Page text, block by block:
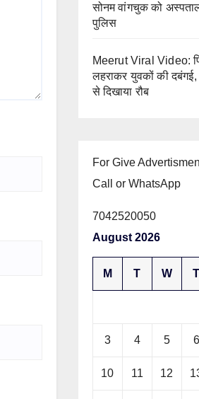
सोनम वांगचुक को
पुलिस
Meerut Viral Video:
लहराकर युवकों की दबंगई,
से दिखाया रौब
For Give
Call or WhatsApp
7042520050
August 2026
M T W T
3 4 5 6
10 11 12